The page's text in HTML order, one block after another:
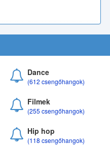
Dance
(612 csengőhangok)
Filmek
(255 csengőhangok)
Hip hop
(118 csengőhangok)